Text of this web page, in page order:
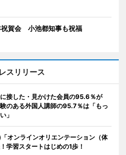
賀会 小池都知事も祝福
スリリース
接した・見かけた会員の95.6％が
のある外国人講師の95.7％は「もっ
」
オンラインオリエンテーション（体
学習スタートはじめの1歩！